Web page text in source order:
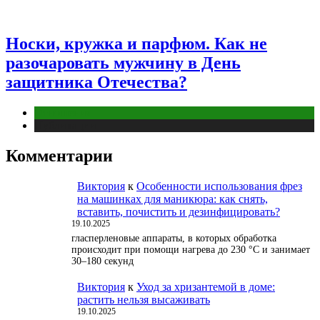
Носки, кружка и парфюм. Как не
разочаровать мужчину в День
защитника Отечества?
Комментарии
Виктория к Особенности использования фрез
на машинках для маникюра: как снять,
вставить, почистить и дезинфицировать?
19.10.2025
гласперленовые аппараты, в которых обработка
происходит при помощи нагрева до 230 °С и занимает
30–180 секунд
Виктория к Уход за хризантемой в доме:
растить нельзя высаживать
19.10.2025